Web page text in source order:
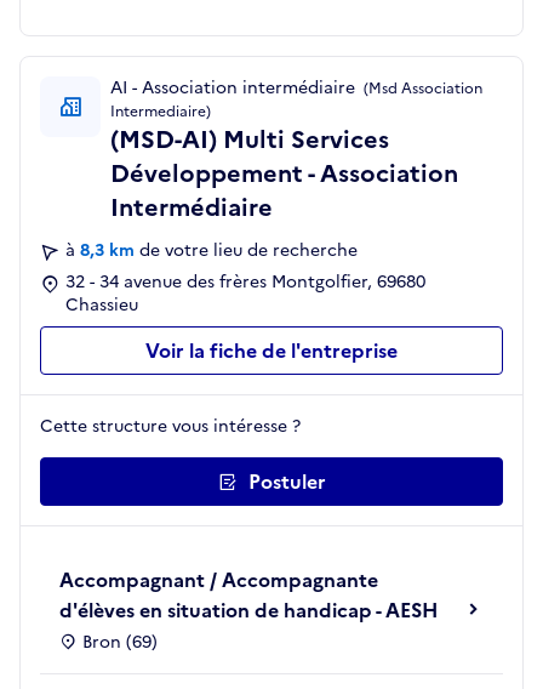
AI - Association intermédiaire (Msd Association
Intermediaire)
(MSD-AI) Multi Services
Développement - Association
Intermédiaire
à 8,3 km de votre lieu de recherche
32 - 34 avenue des frères Montgolfier, 69680
Chassieu
Voir la fiche de l'entreprise
Cette structure vous intéresse ?
Postuler
Accompagnant / Accompagnante
d'élèves en situation de handicap - AESH
Bron (69)